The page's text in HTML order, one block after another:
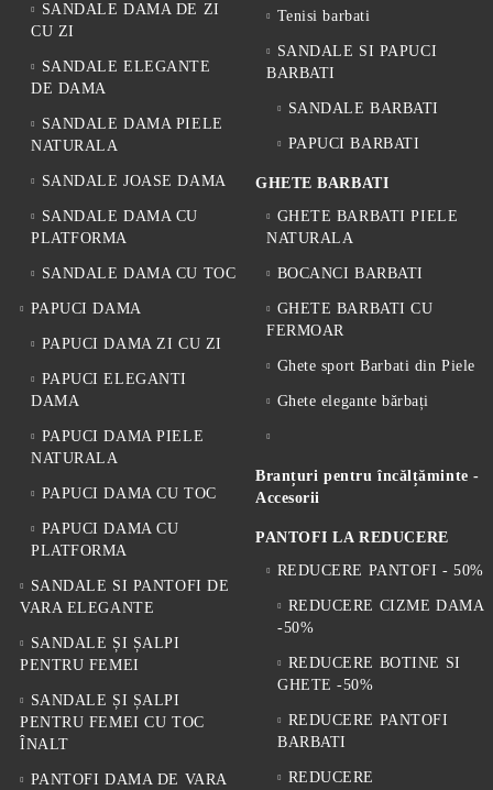
SANDALE DAMA DE ZI
CU ZI
SANDALE ELEGANTE
DE DAMA
SANDALE DAMA PIELE
NATURALA
SANDALE JOASE DAMA
SANDALE DAMA CU
PLATFORMA
SANDALE DAMA CU TOC
PAPUCI DAMA
PAPUCI DAMA ZI CU ZI
PAPUCI ELEGANTI
DAMA
PAPUCI DAMA PIELE
NATURALA
PAPUCI DAMA CU TOC
PAPUCI DAMA CU
PLATFORMA
SANDALE SI PANTOFI DE
VARA ELEGANTE
SANDALE ȘI ȘALPI
PENTRU FEMEI
SANDALE ȘI ȘALPI
PENTRU FEMEI CU TOC
ÎNALT
PANTOFI DAMA DE VARA
Tenisi barbati
SANDALE SI PAPUCI
BARBATI
SANDALE BARBATI
PAPUCI BARBATI
GHETE BARBATI
GHETE BARBATI PIELE
NATURALA
BOCANCI BARBATI
GHETE BARBATI CU
FERMOAR
Ghete sport Barbati din Piele
Ghete elegante bărbați
Branțuri pentru încălțăminte -
Accesorii
PANTOFI LA REDUCERE
REDUCERE PANTOFI - 50%
REDUCERE CIZME DAMA
-50%
REDUCERE BOTINE SI
GHETE -50%
REDUCERE PANTOFI
BARBATI
REDUCERE